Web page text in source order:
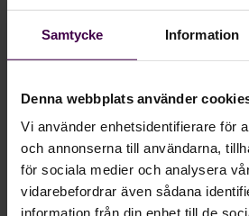
Samtycke Information
Denna webbplats använder
Vi använder enhetsidentifierare för
och annonserna till användarna,
för sociala medier och analysera
vidarebefordrar även sådana
information från din enhet till de
inte redan överstigit tre
föräldraledighet under
rätten till ledighet tungt.